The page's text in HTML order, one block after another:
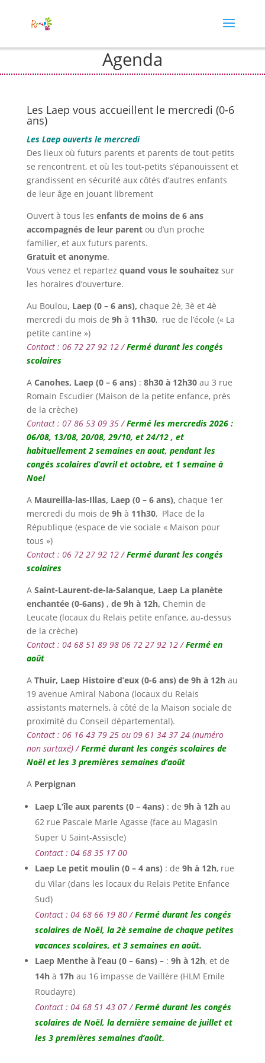
Agenda
Les Laep vous accueillent le mercredi (0-6
ans)
Les Laep ouverts le mercredi
Des lieux où futurs parents et parents de tout-petits
se rencontrent, et où les tout-petits s’épanouissent et
grandissent en sécurité aux côtés d’autres enfants
de leur âge en jouant librement
Ouvert à tous les enfants de moins de 6 ans
accompagnés de leur parentou d’un proche
familier, et aux futurs parents.
Gratuit et anonyme.
Vous venez et repartez quand vous le souhaitezsur
les horaires d’ouverture.
Au Boulou, Laep (0 – 6 ans), chaque 2è, 3è et 4è
mercredi du mois de 9h à 11h30, rue de l’école (« La
petite cantine »)
Contact : 06 72 27 92 12 /Fermé durant les congés
scolaires
A Canohes, Laep (0 – 6 ans) : 8h30 à 12h30 au 3 rue
Romain Escudier (Maison de la petite enfance, près
de la crèche)
Contact : 07 86 53 09 35 /Fermé les mercredis 2026 :
06/08, 13/08, 20/08, 29/10, et 24/12 , et
habituellement 2 semaines en aout, pendant les
congés scolaires d’avril et octobre, et 1 semaine à
Noel
A Maureilla-las-Illas, Laep (0 – 6 ans), chaque 1er
mercredi du mois de 9h à 11h30, Place de la
République (espace de vie sociale « Maison pour
tous »)
Contact : 06 72 27 92 12 /Fermé durant les congés
scolaires
A Saint-Laurent-de-la-Salanque, Laep La planète
enchantée (0-6ans) , de 9h à 12h, Chemin de
Leucate (locaux du Relais petite enfance, au-dessus
de la crèche)
Contact : 04 68 51 89 98 06 72 27 92 12 /Fermé en
août
A Thuir, Laep Histoire d’eux (0-6 ans) de 9h à 12hau
19 avenue Amiral Nabona (locaux du Relais
assistants maternels, à côté de la Maison sociale de
proximité du Conseil départemental).
Contact : 06 16 43 79 25 ou 09 61 34 37 24 (numéro
non surtaxé) /Fermé durant les congés scolaires de
Noël et les 3 premières semaines d’août
A Perpignan
Laep L’île aux parents (0 – 4ans) : de 9h à 12hau
62 rue Pascale Marie Agasse (face au Magasin
Super U Saint-Assiscle)
Contact : 04 68 35 17 00
Laep Le petit moulin (0 – 4 ans) : de 9h à 12h, rue
du Vilar (dans les locaux du Relais Petite Enfance
Sud)
Contact : 04 68 66 19 80 /Fermé durant les congés
scolaires de Noël, la 2è semaine de chaque petites
vacances scolaires, et 3 semaines en août.
Laep Menthe à l’eau (0 – 6ans) – : 9h à 12h, et de
14hà 17h au 16 impasse de Vaillère (HLM Emile
Roudayre)
Contact : 04 68 51 43 07 /Fermé durant les congés
scolaires de Noël, la dernière semaine de juillet et
les 3 premières semaines d’août.